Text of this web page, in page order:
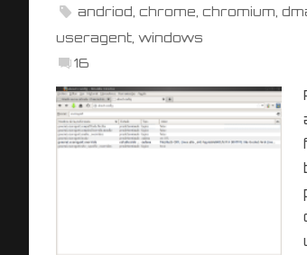
andriod ,chrome ,chromium ,
useragent windows
16